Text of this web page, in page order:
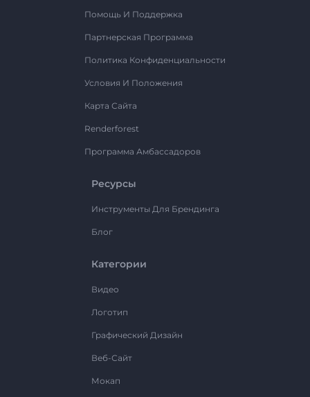
Помощь И Поддержка
Партнерская Программа
Политика Конфиденциальности
Условия И Положения
Карта Сайта
Renderforest
Программа Амбассадоров
Ресурсы
Инструменты Для Брендинга
Блог
Категории
Видео
Логотип
Графический Дизайн
Веб-Сайт
Мокап